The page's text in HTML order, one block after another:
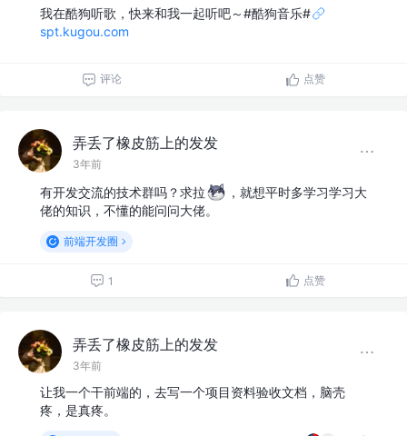
我在酷狗听歌，快来和我一起听吧～#酷狗音乐#
spt.kugou.com
评论 点赞
弄丢了橡皮筋上的发发
3年前
有开发交流的技术群吗？求拉
，就想平时多学习学习大
佬的知识，不懂的能问问大佬。
前端开发圈
1 点赞
弄丢了橡皮筋上的发发
3年前
让我一个干前端的，去写一个项目资料验收文档，脑壳
疼，是真疼。